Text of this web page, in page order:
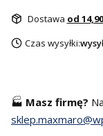
Dostawa od
Czas wysyłki:
🏭 Masz firmę?